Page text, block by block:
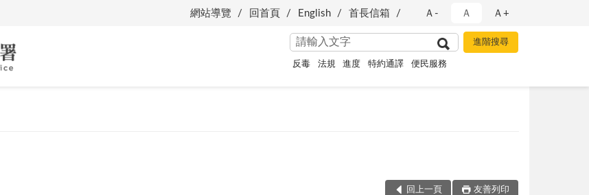
網站導覽 回首頁 English 首長信箱 Ａ- Ａ Ａ+
反毒 法規 進度 特約通譯 便民服務
回上一頁 友善列印